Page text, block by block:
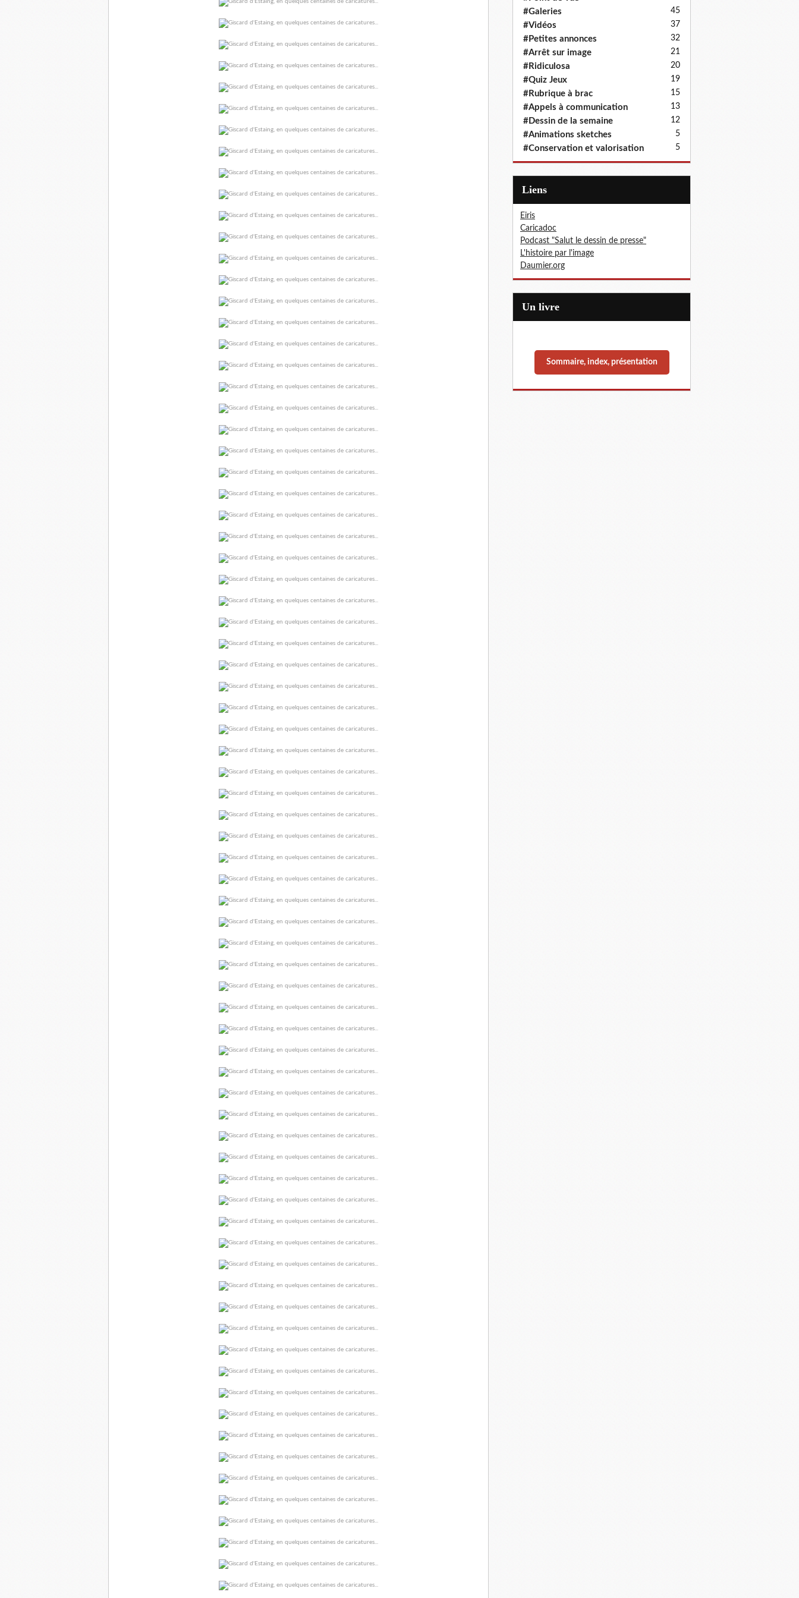
#Galeries 45
#Vidéos 37
#Petites annonces 32
#Arrêt sur image 21
#Ridiculosa 20
#Quiz Jeux 19
#Rubrique à brac 15
#Appels à communication 13
#Dessin de la semaine 12
#Animations sketches 5
#Conservation et valorisation 5
Liens
Eiris
Caricadoc
Podcast "Salut le dessin de presse"
L'histoire par l'image
Daumier.org
Un livre
Sommaire, index, présentation